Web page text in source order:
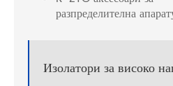
разпределителна
Изолатори за високо